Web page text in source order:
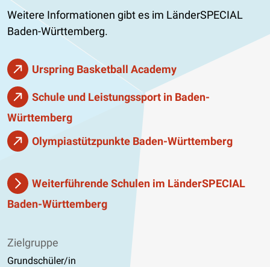
Weitere Informationen gibt es im LänderSPECIAL
Baden-Württemberg.
Urspring Basketball Academy
Schule und Leistungssport in Baden-
Württemberg
Olympiastützpunkte Baden-Württemberg
Weiterführende Schulen im LänderSPECIAL
Baden-Württemberg
Zielgruppe
Grundschüler/in